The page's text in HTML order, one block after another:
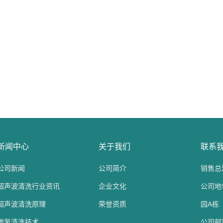
闻中心
司新闻
声波清洗行业资讯
声波清洗原理
关于我们
公司简介
企业文化
荣誉资质
联系
销售
公司
园A栋